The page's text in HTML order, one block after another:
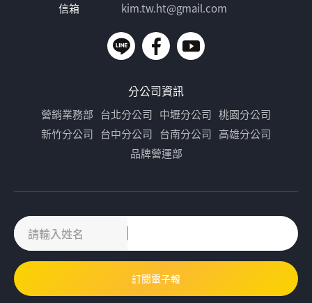
信箱
kim.tw.ht@gmail.com
分公司資訊
營銷業務部 台北分公司 中壢分公司 桃園分公司
新竹分公司 台中分公司 台南分公司 高雄分公司
品牌營運部